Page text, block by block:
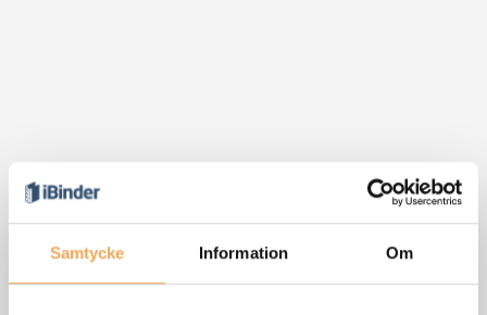
Samtycke Information Om